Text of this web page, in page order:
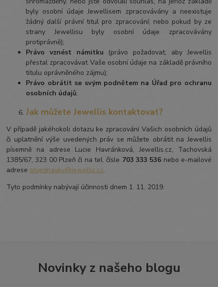
byly osobní údaje Jewellisem zpracovávány a neexistuje
žádný další právní titul pro zpracování; nebo pokud by ze
strany Jewellisu byly osobní údaje zpracovávány
protiprávně);
Právo vznést námitku (právo požadovat, aby Jewellis
přestal zpracovávat Vaše osobní údaje na základě právního
titulu oprávněného zájmu);
Právo obrátit se svým podnětem na Úřad pro ochranu
osobních údajů.
Jak můžete Jewellis kontaktovat?
V případě jakéhokoli dotazu ke zpracování Vašich osobních údajů
či uplatnění výše uvedených práv se můžete obrátit na Jewellis
písemně na adrese Lucie Havránková, Jewellis.cz, Tachovská
1385/67, 323 00 Plzeň či na tel. čísle 703 333 536 nebo e-mailové
adrese objednavky@jewellis.cz.
Tyto podmínky nabývají účinnosti dnem 1. 11. 2019.
Novinky z našeho blogu